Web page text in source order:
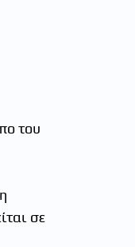
του
σε